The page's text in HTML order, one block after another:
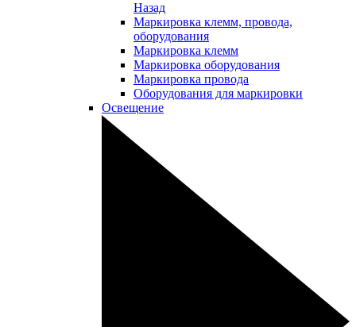
Назад
Маркировка клемм, провода,
оборудования
Маркировка клемм
Маркировка оборудования
Маркировка провода
Оборудования для маркировки
Освещение